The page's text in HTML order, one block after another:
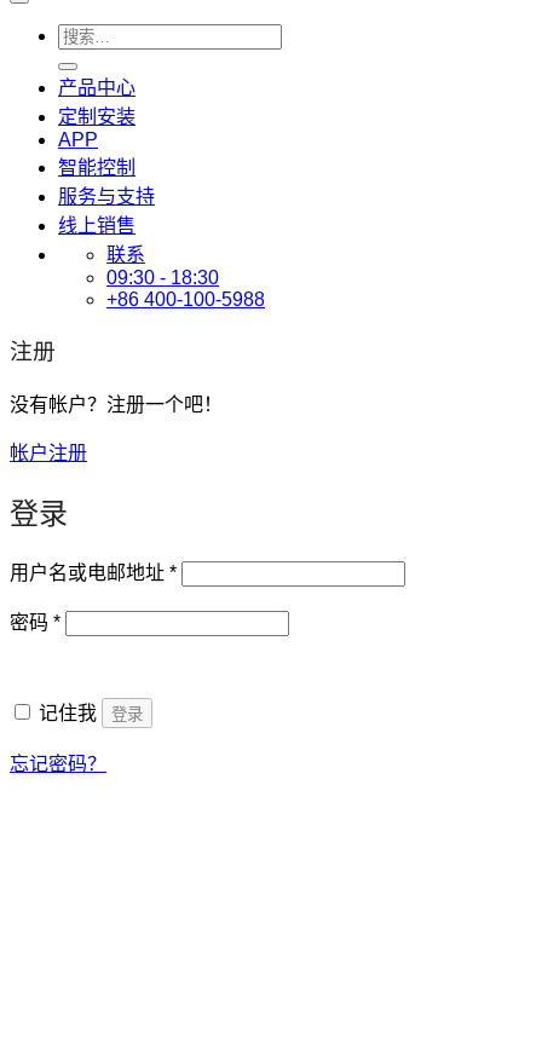
搜
索：
产品中心
定制安装
APP
智能控制
服务与支持
线上销售
联系
09:30 - 18:30
+86 400-100-5988
注册
没有帐户？注册一个吧！
帐户注册
登录
用户名或电邮地址 *必
密码 *必
记住我 登录
忘记密码？